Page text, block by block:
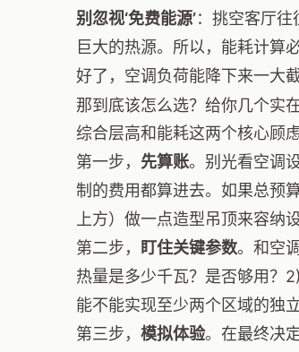
别忽视‘免费能源’：挑空客厅往
巨大的热源。所以，能耗计算
好了，空调负荷能降下来一大截
那到底该怎么选？给你几个实
综合层高和能耗这两个核心顾
第一步， 先算账。别光看空调
制的费用都算进去。如果总预
上方）做一点造型吊顶来容纳
第二步，
盯住关键参数。和空
热量是多少千瓦？是否够用？
能不能实现至少两个区域的独
第三步， 模拟体验。在最终决